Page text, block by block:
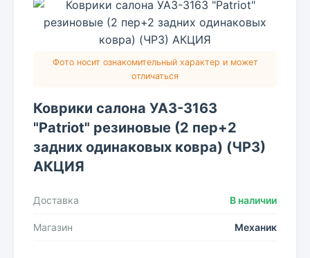
Фото носит ознакомительный характер и может
отличаться
Коврики салона УАЗ-3163
"Patriot" резиновые (2 пер+2
задних одинаковых ковра) (ЧРЗ)
АКЦИЯ
Доставка В наличии
Магазин Механик